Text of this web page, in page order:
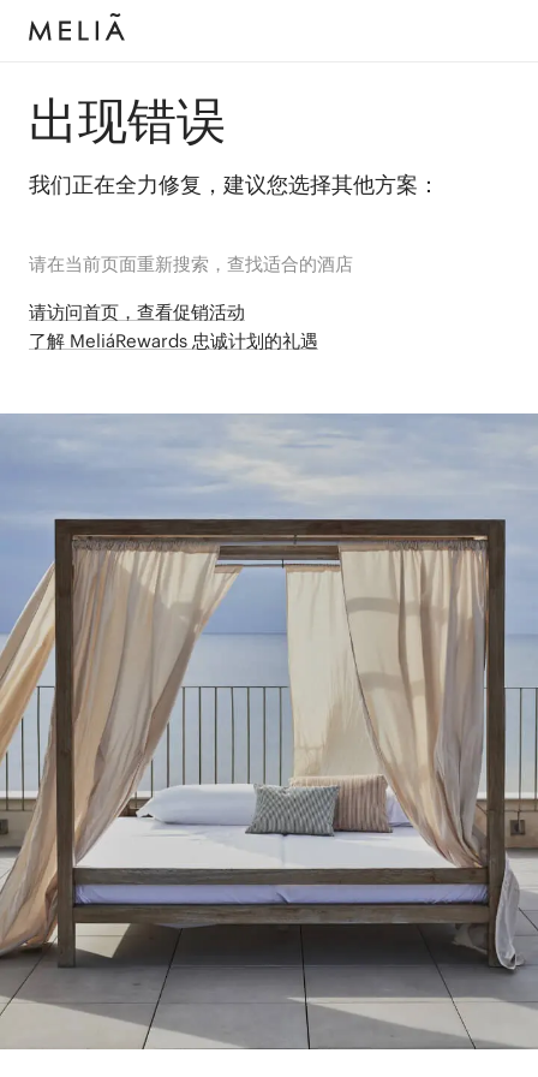
出现错误
我们正在全力修复，建议您选择其他方案：
请在当前页面重新搜索，查找适合的酒店
请访问首页，查看促销活动
了解 MeliáRewards 忠诚计划的礼遇